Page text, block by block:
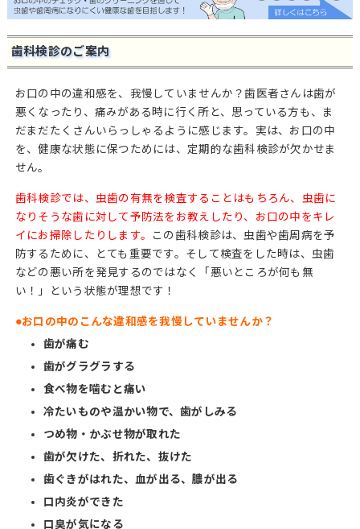
歯科検診のご案内
お口の中の違和感を、我慢していませんか？歯医者さんは歯が
悪くなったり、痛みがある時に行く所と、思っている方も、ま
だまだたくさんいらっしゃるように感じます。実は、お口の中
を、健康な状態に保つためには、定期的な歯科検診が欠かせま
せん。
歯科検診では、虫歯の有無を検査することはもちろん、虫歯に
なりそうな歯に対して予防法をお教えしたり、お口の中をキレ
イにお掃除したりします。
この歯科検診は、虫歯や歯周病を予
防するために、とても重要です。そして検査をした時は、虫歯
などの悪い所を発見するのではなく「悪いところが何も無
い！」という状態が理想です！
●お口の中のこんな違和感を我慢していませんか？
歯が痛む
歯がグラグラする
食べ物を噛むと痛い
冷たいものや温かい物で、歯がしみる
つめ物・かぶせ物が取れた
歯が欠けた、折れた、抜けた
歯ぐきがはれた、血が出る、膿が出る
口内炎ができた
口臭が気になる